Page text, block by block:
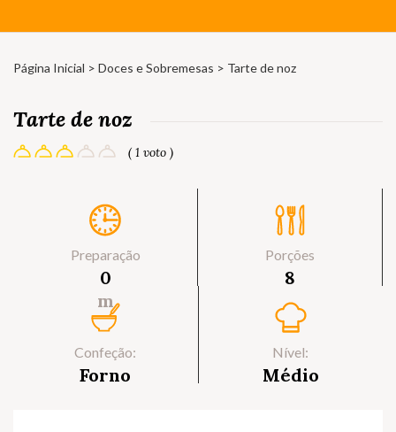
Página Inicial > Doces e Sobremesas > Tarte de noz
Tarte de noz
( 1 voto )
Preparação
0
m
Porções
8
Confeção:
Forno
Nível:
Médio